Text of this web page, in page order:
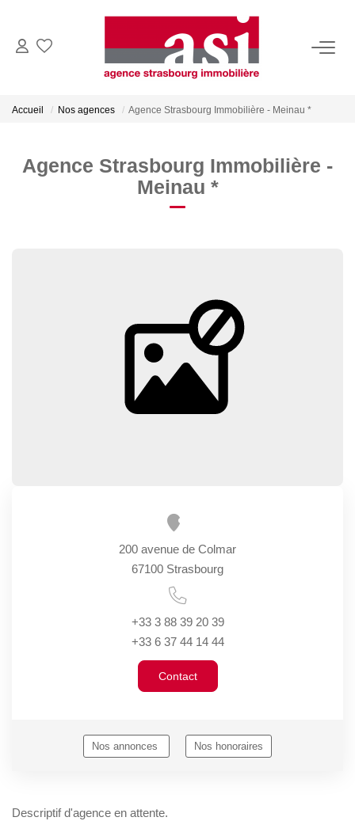
VENDRE
Estimez Votre Bien
Dossier Locataire
GÉRER
SYNDIC
ASSURANCE
Nos Agences
Accueil Nos agences Agence Strasbourg Immobilière - Meinau *
Agence Strasbourg Immobilière -
Meinau *
200 avenue de Colmar
67100 Strasbourg
+33 3 88 39 20 39
+33 6 37 44 14 44
Contact
Nos annonces Nos honoraires
Descriptif d'agence en attente.